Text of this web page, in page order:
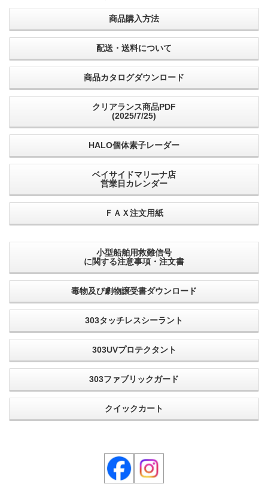
商品購入方法
配送・送料について
商品カタログダウンロード
クリアランス商品PDF
(2025/7/25)
HALO個体素子レーダー
ベイサイドマリーナ店
営業日カレンダー
ＦＡＸ注文用紙
小型船舶用救難信号
に関する注意事項・注文書
毒物及び劇物譲受書ダウンロード
303タッチレスシーラント
303UVプロテクタント
303ファブリックガード
クイックカート